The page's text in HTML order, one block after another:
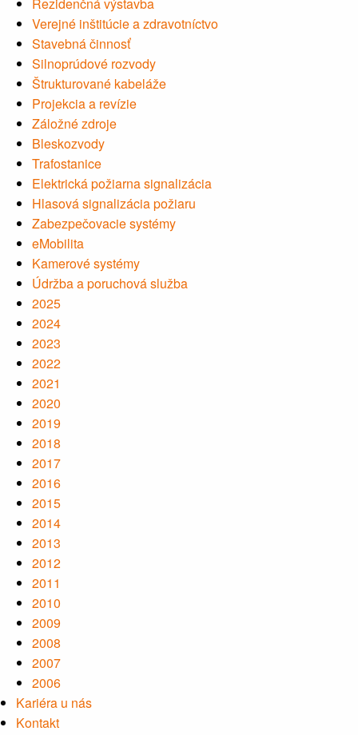
Verejné inštitúcie a zdravotníctvo
Stavebná činnosť
Silnoprúdové rozvody
Štrukturované kabeláže
Projekcia a revízie
Záložné zdroje
Bleskozvody
Trafostanice
Elektrická požiarna signalizácia
Hlasová signalizácia požiaru
Zabezpečovacie systémy
eMobilita
Kamerové systémy
Údržba a poruchová služba
2025
2024
2023
2022
2021
2020
2019
2018
2017
2016
2015
2014
2013
2012
2011
2010
2009
2008
2007
2006
Kariéra u nás
Kontakt